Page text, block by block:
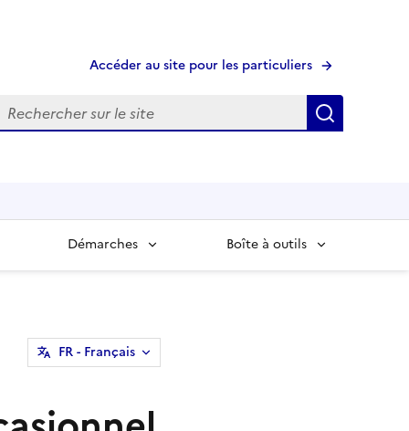
Accéder au site pour les particuliers
Recherche
Démarches Boîte à outils
FR- Français